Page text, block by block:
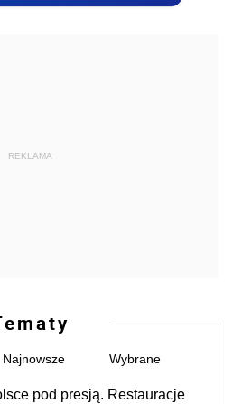
REKLAMA
Najnowsze Wybrane
pod presją. Restauracje